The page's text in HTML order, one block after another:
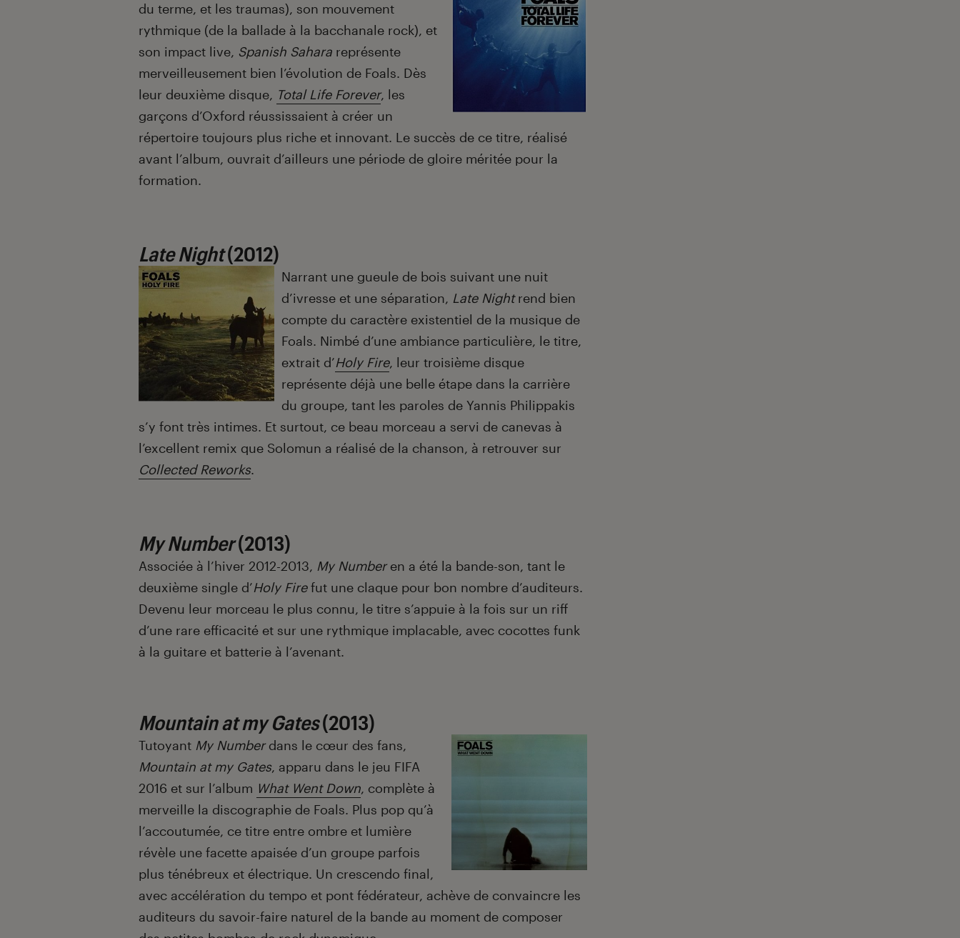
du terme, et les traumas), son mouvement
rythmique (de la ballade à la bacchanale rock), et
son impact live, Spanish Sahara représente
merveilleusement bien l’évolution de Foals. Dès
leur deuxième disque, Total Life Forever, les
garçons d’Oxford réussissaient à créer un
répertoire toujours plus riche et innovant. Le succès de ce titre, réalisé
avant l’album, ouvrait d’ailleurs une période de gloire méritée pour la
formation.
Late Night(2012)
Narrant une gueule de bois suivant une nuit
d’ivresse et une séparation, Late Nightrend bien
compte du caractère existentiel de la musique de
Foals. Nimbé d’une ambiance particulière, le titre,
extrait d’Holy Fire, leur troisième disque
représente déjà une belle étape dans la carrière
du groupe, tant les paroles de Yannis Philippakis
s’y font très intimes. Et surtout, ce beau morceau a servi de canevas à
l’excellent remix que Solomun a réalisé de la chanson, à retrouver sur
Collected Reworks.
My Number(2013)
Associée à l’hiver 2012-2013, My Numberen a été la bande-son, tant le
deuxième single d’Holy Firefut une claque pour bon nombre d’auditeurs.
Devenu leur morceau le plus connu, le titre s’appuie à la fois sur un riff
d’une rare efficacité et sur une rythmique implacable, avec cocottes funk
à la guitare et batterie à l’avenant.
Mountain at my Gates(2013)
Tutoyant My Numberdans le cœur des fans,
Mountain at my Gates, apparu dans le jeu FIFA
2016 et sur l’album What Went Down, complète à
merveille la discographie de Foals. Plus pop qu’à
l’accoutumée, ce titre entre ombre et lumière
révèle une facette apaisée d’un groupe parfois
plus ténébreux et électrique. Un crescendo final,
avec accélération du tempo et pont fédérateur, achève de convaincre les
auditeurs du savoir-faire naturel de la bande au moment de composer